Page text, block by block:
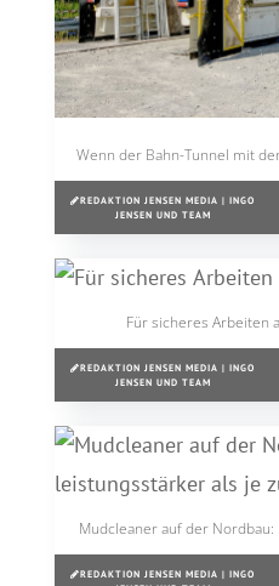
Wenn der Bahn-Tunnel mit
REDAKTION JENSEN MEDIA | INGO
JENSEN UND TEAM
Für sicheres Arbeiten
REDAKTION JENSEN MEDIA | INGO
JENSEN UND TEAM
Mudcleaner auf der
REDAKTION JENSEN MEDIA | INGO